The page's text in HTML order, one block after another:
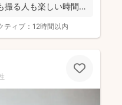
る人も楽しい時間
ティブ： 12時間以内